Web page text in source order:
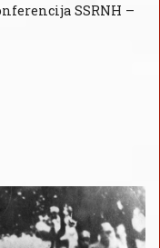
SSRNH –